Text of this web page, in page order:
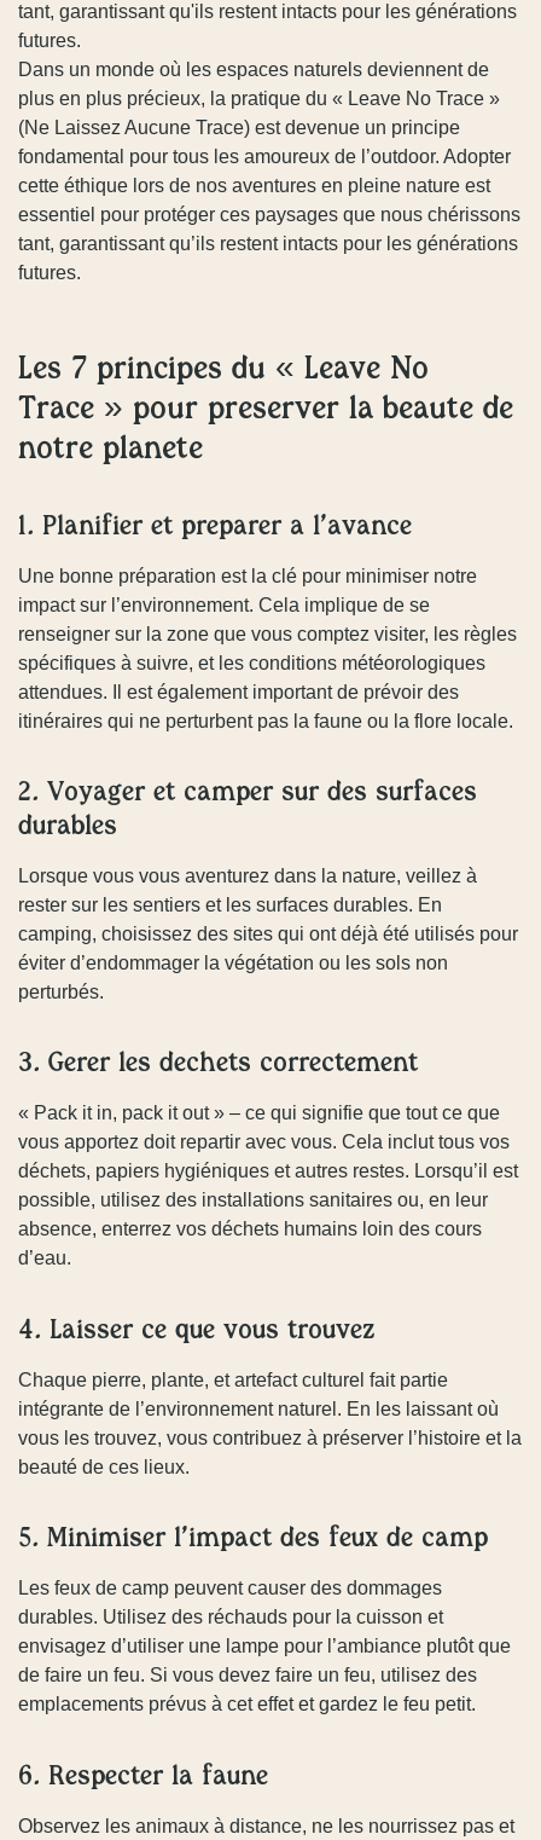
tant, garantissant qu'ils restent intacts pour les générations
futures.
Dans un monde où les espaces naturels deviennent de
plus en plus précieux, la pratique du « Leave No Trace »
(Ne Laissez Aucune Trace) est devenue un principe
fondamental pour tous les amoureux de l’outdoor. Adopter
cette éthique lors de nos aventures en pleine nature est
essentiel pour protéger ces paysages que nous chérissons
tant, garantissant qu’ils restent intacts pour les générations
futures.
Les 7 principes du « Leave No
Trace » pour préserver la beauté de
notre planète
1. Planifier et préparer à l’avance
Une bonne préparation est la clé pour minimiser notre
impact sur l’environnement. Cela implique de se
renseigner sur la zone que vous comptez visiter, les règles
spécifiques à suivre, et les conditions météorologiques
attendues. Il est également important de prévoir des
itinéraires qui ne perturbent pas la faune ou la flore locale.
2. Voyager et camper sur des surfaces
durables
Lorsque vous vous aventurez dans la nature, veillez à
rester sur les sentiers et les surfaces durables. En
camping, choisissez des sites qui ont déjà été utilisés pour
éviter d’endommager la végétation ou les sols non
perturbés.
3. Gérer les déchets correctement
« Pack it in, pack it out » – ce qui signifie que tout ce que
vous apportez doit repartir avec vous. Cela inclut tous vos
déchets, papiers hygiéniques et autres restes. Lorsqu’il est
possible, utilisez des installations sanitaires ou, en leur
absence, enterrez vos déchets humains loin des cours
d’eau.
4. Laisser ce que vous trouvez
Chaque pierre, plante, et artefact culturel fait partie
intégrante de l’environnement naturel. En les laissant où
vous les trouvez, vous contribuez à préserver l’histoire et la
beauté de ces lieux.
5. Minimiser l’impact des feux de camp
Les feux de camp peuvent causer des dommages
durables. Utilisez des réchauds pour la cuisson et
envisagez d’utiliser une lampe pour l’ambiance plutôt que
de faire un feu. Si vous devez faire un feu, utilisez des
emplacements prévus à cet effet et gardez le feu petit.
6. Respecter la faune
Observez les animaux à distance, ne les nourrissez pas et